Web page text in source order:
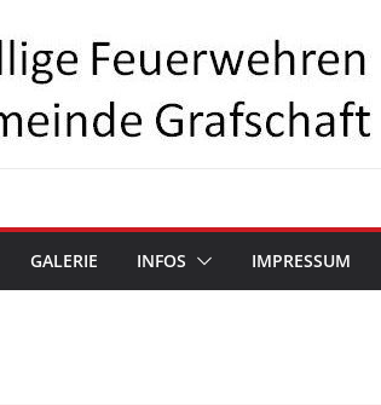
GALERIE INFOS IMPRESSUM